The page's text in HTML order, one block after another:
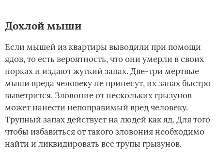
Дохлой мыши
Если мышей из квартиры выводили при помощи
ядов, то есть вероятность, что они умерли в своих
норках и издают жуткий запах. Две-три мертвые
мыши вреда человеку не принесут, их запах быстро
выветрится. Зловоние от нескольких грызунов
может нанести непоправимый вред человеку.
Трупный запах действует на людей как яд. Для того
чтобы избавиться от такого зловония необходимо
найти и ликвидировать все трупы грызунов.